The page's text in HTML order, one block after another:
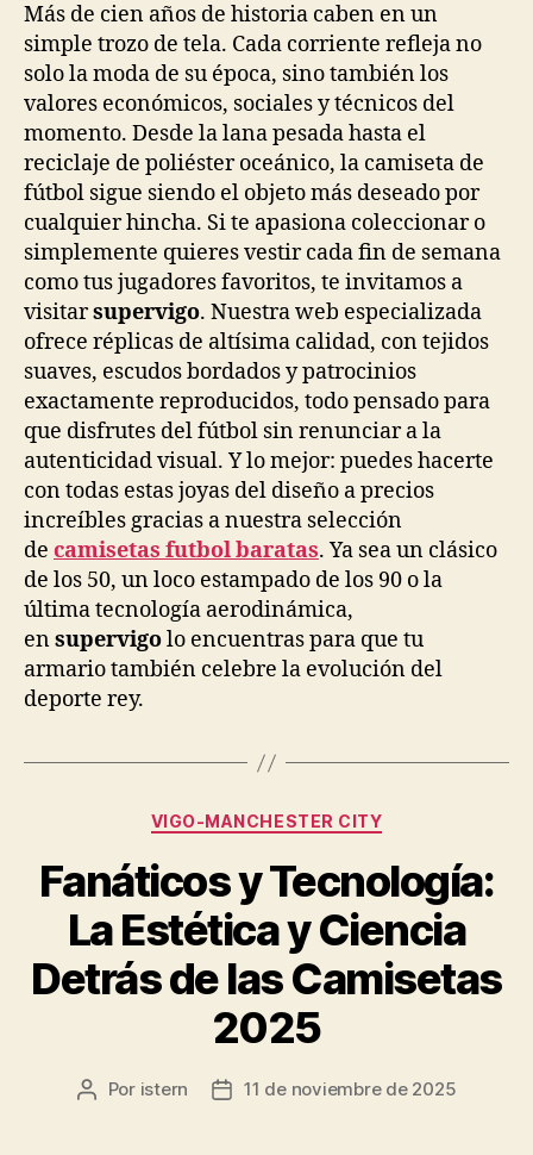
Más de cien años de historia caben en un
simple trozo de tela. Cada corriente refleja no
solo la moda de su época, sino también los
valores económicos, sociales y técnicos del
momento. Desde la lana pesada hasta el
reciclaje de poliéster oceánico, la camiseta de
fútbol sigue siendo el objeto más deseado por
cualquier hincha. Si te apasiona coleccionar o
simplemente quieres vestir cada fin de semana
como tus jugadores favoritos, te invitamos a
visitarsupervigo. Nuestra web especializada
ofrece réplicas de altísima calidad, con tejidos
suaves, escudos bordados y patrocinios
exactamente reproducidos, todo pensado para
que disfrutes del fútbol sin renunciar a la
autenticidad visual. Y lo mejor: puedes hacerte
con todas estas joyas del diseño a precios
increíbles gracias a nuestra selección
de camisetas futbol baratas. Ya sea un clásico
de los 50, un loco estampado de los 90 o la
última tecnología aerodinámica,
ensupervigolo encuentras para que tu
armario también celebre la evolución del
deporte rey.
Categorías
VIGO-MANCHESTER CITY
Fanáticos y Tecnología:
La Estética y Ciencia
Detrás de las Camisetas
2025
Autor
Por istern
Fecha11 de noviembre de 2025